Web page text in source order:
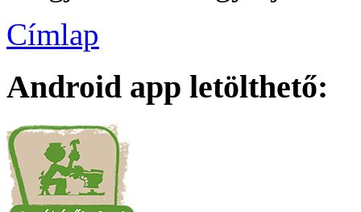
Címlap
Android app letölthető: